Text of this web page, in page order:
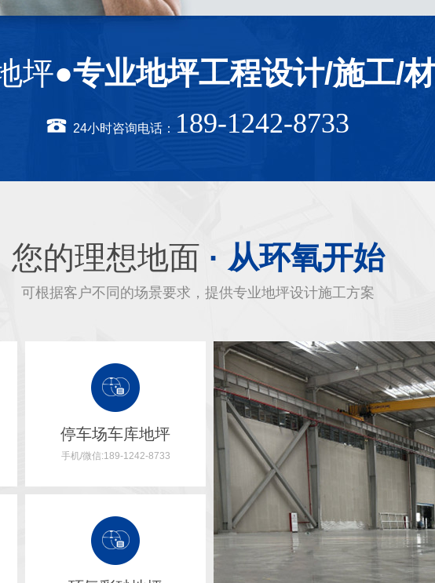
坪●专业地坪工程设计/施工/
24小时咨询电话： 189-1242-8733
您的理想地面 · 从环氧开始
可根据客户不同的场景要求，提供专业地坪设计施工方案
停车场车库地坪
手机/微信:189-1242-8733